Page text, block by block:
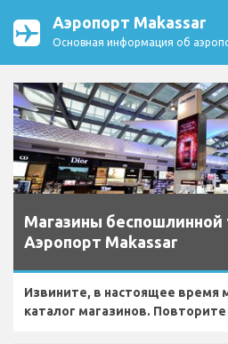
Аэропорт Makassar
Основная информация об
Магазины беспошлинной
Аэропорт Makassar
Извините, в настоящее время
каталог магазинов.